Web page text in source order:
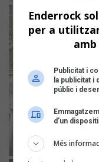
Enderrock
per a
Publicitat i
la publicitat i
públic i
d’un
Més